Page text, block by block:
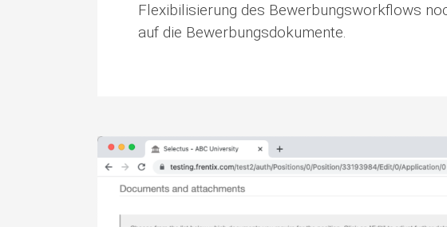
Flexibilisierung des Bewerbungsworkflows
auf die Bewerbungsdokumente.